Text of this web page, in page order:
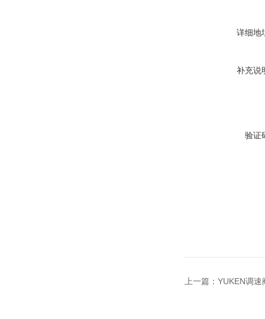
详细地
补充说
验证
上一篇： YUKEN调速